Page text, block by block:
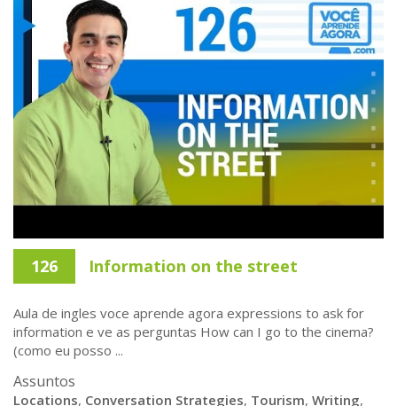
126 Information on the street
Aula de ingles voce aprende agora expressions to ask for
information e ve as perguntas How can I go to the cinema?
(como eu posso ...
Assuntos
Locations, Conversation Strategies, Tourism, Writing,